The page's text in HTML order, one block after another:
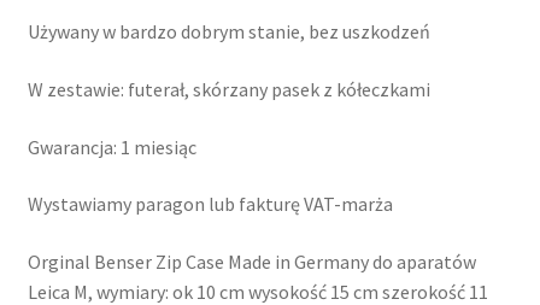
Używany w bardzo dobrym stanie, bez uszkodzeń
W zestawie: futerał, skórzany pasek z kółeczkami
Gwarancja: 1 miesiąc
Wystawiamy paragon lub fakturę VAT-marża
Orginal Benser Zip Case Made in Germany do aparatów
Leica M, wymiary: ok 10 cm wysokość 15 cm szerokość 11